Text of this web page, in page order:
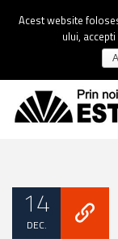
14
DEC.
Acest website
ului,